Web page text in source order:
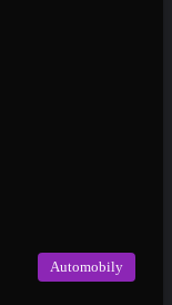
Automobily